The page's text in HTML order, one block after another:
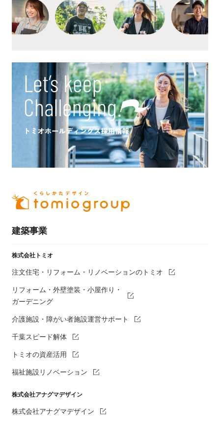
建築事業
株式会社トミオ
注文住宅・リフォーム・リノベーションのトミオ
リフォーム・外壁塗装・小屋作り・
ガーデニング
介護施設・障がい者施設運営サポート
千葉スピード解体
トミオの資産活用
福祉施設リノベーション
株式会社アナグマデザイン
株式会社アナグマデザイン